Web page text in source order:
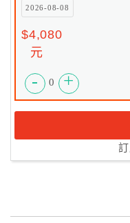
2026-08-08
$4,080
元
- 0 +